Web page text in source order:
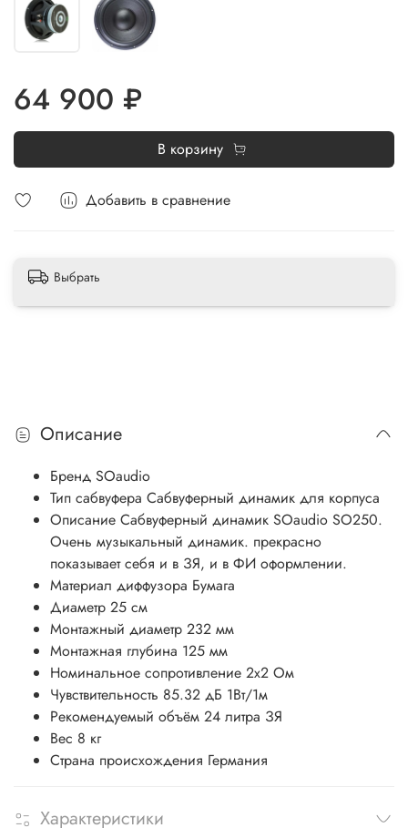
Добавить в сравнение
64 900 ₽
В корзину
Выбрать
Описание
Бренд SOaudio
Тип сабвуфера Сабвуферный динамик для корпуса
Описание Сабвуферный динамик SOaudio SO250.
Очень музыкальный динамик. прекрасно
показывает себя и в ЗЯ, и в ФИ оформлении.
Материал диффузора Бумага
Диаметр 25 см
Монтажный диаметр 232 мм
Монтажная глубина 125 мм
Номинальное сопротивление 2х2 Ом
Чувствительность 85.32 дБ 1Вт/1м
Рекомендуемый объём 24 литра ЗЯ
Вес 8 кг
Страна происхождения Германия
Характеристики